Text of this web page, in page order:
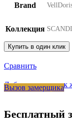
Brand
Коллекция SCANDI
Купить в один клик
Сравнить
Добавить в список
Вызов замерщика
Бесплатный